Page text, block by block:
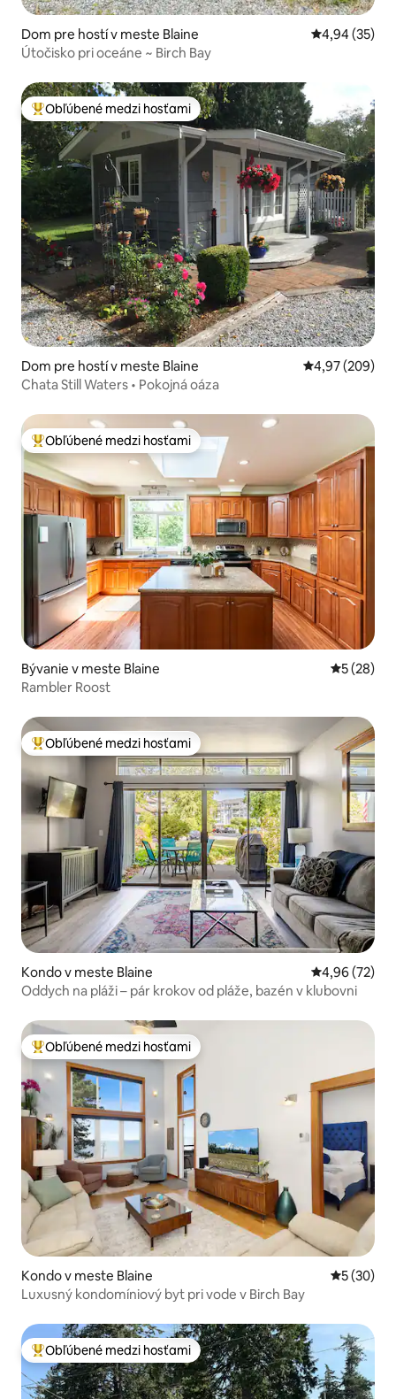
Dom pre hostí v meste Blaine Priemerné
4,94 (35)
Útočisko pri oceáne ~ Birch Bay
Najobľúbenejšie medzi hosťami
Obľúbené medzi hosťami
Dom pre hostí v meste Blaine Priemerné
4,97 (209)
Chata Still Waters • Pokojná oáza
Najobľúbenejšie medzi hosťami
Obľúbené medzi hosťami
Bývanie v meste Blaine
5 (28)
Rambler Roost
Najobľúbenejšie medzi hosťami
Obľúbené medzi hosťami
Kondo v meste Blaine Priemerné
4,96 (72)
Oddych na pláži – pár krokov od pláže, bazén v klubovni
Najobľúbenejšie medzi hosťami
Obľúbené medzi hosťami
Kondo v meste Blaine
5 (30)
Luxusný kondomíniový byt pri vode v Birch Bay
Najobľúbenejšie medzi hosťami
Obľúbené medzi hosťami